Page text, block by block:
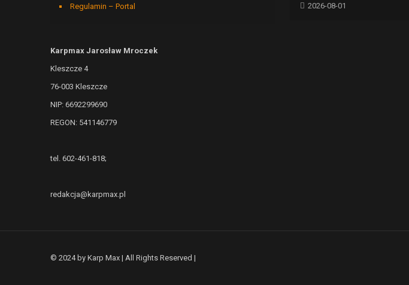
Regulamin – Portal
Karpmax Jarosław Mroczek
Kleszcze 4
76-003 Kleszcze
NIP: 6692299690
REGON: 541146779
tel. 602-461-818;
redakcja@karpmax.pl
2026-08-01
© 2024 by Karp Max | All Rights Reserved |